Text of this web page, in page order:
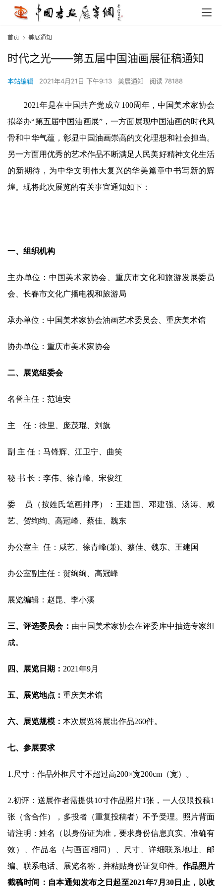
首
艺
坛
首页 美展通知
时代之光——第五届中国油画展征稿通知
本站编辑 2021年4月21日 下午9:13 美展通知 阅读 78188
2021年是在中国共产党成立100周年，中国美术家协会
拟举办“第五届中国油画展”，一方面展现中国油画的时代风
骨和中华气蕴，彰显中国油画崇高的文化理想和社会担当。
另一方面用优秀的艺术作品不断满足人民美好精神文化生活
的新期待，为中华文明伟大复兴的华美篇章中书写新的辉
煌。 现将此次展览的有关事宜通知如下：
一、组织机构
主办单位：中国美术家协会、重庆市文化和旅游发展委员
会、长春市文化广播电视和旅游局
承办单位：中国美术家协会油画艺术委员会、重庆美术馆
协办单位：重庆市美术家协会
二、展览组委会
名誉主任：范迪安
主    任：徐里、庞茂琨、刘旗
副 主 任：马锋辉、江卫宁、曲笑
秘 书 长：李伟、徐青峰、宋俊红
委    员（按姓氏笔画排序）：王建国、邓建强、汤涛、咸
艺、贺绚绚、高冠峰、蔡佳、魏东
办公室主  任：咸艺、徐青峰(兼)、蔡佳、魏东、王建国
办公室副主任：贺绚绚、高冠峰
展览编辑：赵昆、李小溪
三、评选委员会： 由中国美术家协会在评委库中抽选专家组
成。
四、展览日期： 2021年9月
五、展览地点： 重庆美术馆
六、展览规模： 本次展览将展出作品260件。
七、参展要求
1.尺寸：作品外框尺寸不超过高200×宽200cm（宽）。
2.初评：送展作者需提供10寸作品照片1张，一人仅限投稿1
张（含合作），多投者（重复投稿者）不予受理。照片背面
请注明：姓名（以身份证为准，要求身份信息真实、准确有
效）、作品名（与画面相同）、尺寸、详细联系地址、邮
编、联系电话、展览名称，并粘贴身份证复印件。 作品照片
截稿时间：自本通知发布之日起至2021年7月30日止，以收